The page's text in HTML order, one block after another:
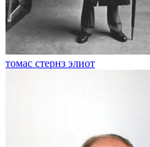
томас стернз элиот